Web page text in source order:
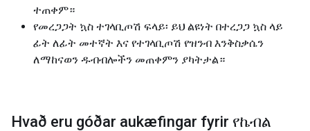
ተጠቀም።
የመረጋጋት ኳስ ተገላቢጦሽ ፍላይ፡ ይህ ልዩነት በተረጋጋ ኳስ ላይ
ፊት ለፊት መተኛት እና የተገላቢጦሽ የዝንብ እንቅስቃሴን
ለማከናወን ዱብብሎችን መጠቀምን ያካትታል።
Hvað eru góðar aukæfingar fyrir የኬብል